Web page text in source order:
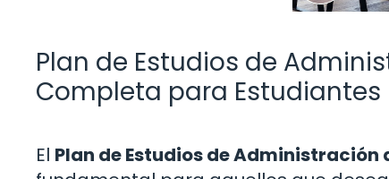
Plan de Estudios de
Completa para Estudiantes
El Plan de Estudios de Administración